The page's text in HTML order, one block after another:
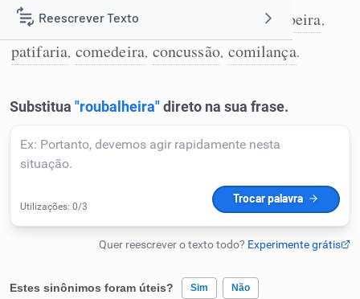
Reescrever Texto
Resumir Texto
Corrigir Texto
Detector de IA
Humanizador de IA
Cata-letras
1 comida,desvio, ladroeira,
patifaria, comedeira, concussão, comilança.
Estes sinônimos foram úteis? Sim Não